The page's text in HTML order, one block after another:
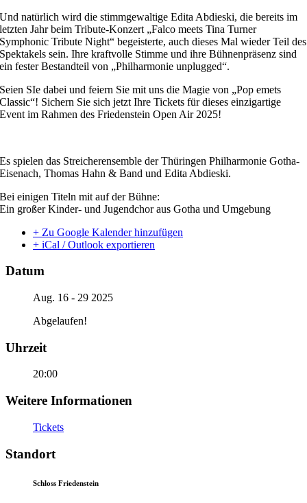
Und natürlich wird die stimmgewaltige Edita Abdieski, die bereits im
letzten Jahr beim Tribute-Konzert „Falco meets Tina Turner
Symphonic Tribute Night“ begeisterte, auch dieses Mal wieder Teil des
Spektakels sein. Ihre kraftvolle Stimme und ihre Bühnenpräsenz sind
ein fester Bestandteil von „Philharmonie unplugged“.
Seien SIe dabei und feiern Sie mit uns die Magie von „Pop emets
Classic“! Sichern Sie sich jetzt Ihre Tickets für dieses einzigartige
Event im Rahmen des Friedenstein Open Air 2025!
Es spielen das Streicherensemble der Thüringen Philharmonie Gotha-
Eisenach, Thomas Hahn & Band und Edita Abdieski.
Bei einigen Titeln mit auf der Bühne:
Ein großer Kinder- und Jugendchor aus Gotha und Umgebung
+ Zu Google Kalender hinzufügen
+ iCal / Outlook exportieren
Datum
Aug. 16 - 29 2025
Abgelaufen!
Uhrzeit
20:00
Weitere Informationen
Tickets
Standort
Schloss Friedenstein